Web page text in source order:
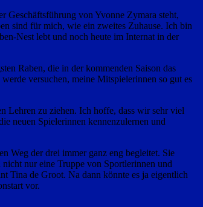
Geschäftsführung von Yvonne Zymara steht,
sind für mich, wie ein zweites Zuhause. Ich bin
Nest lebt und noch heute im Internat in der
Raben, die in der kommenden Saison das
versuchen, meine Mitspielerinnen so gut es
Lehren zu ziehen. Ich hoffe, dass wir sehr viel
neuen Spielerinnen kennenzulernen und
Weg der drei immer ganz eng begleitet. Sie
nur eine Truppe von Sportlerinnen und
Tina de Groot. Na dann könnte es ja eigentlich
vor.